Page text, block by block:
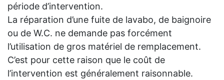
période d’intervention.
La réparation d’une fuite de lavabo, de baignoire
ou de W.C. ne demande pas forcément
l’utilisation de gros matériel de remplacement.
C’est pour cette raison que le coût de
l’intervention est généralement raisonnable.